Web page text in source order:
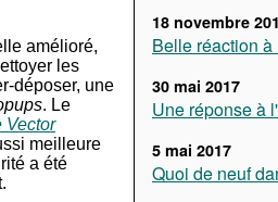
18 novembre
Belle réaction
30 mai 2017
Une réponse à
5 mai 2017
Quoi de neuf
amélioré,
les
déposer, une
. Le
Vector
meilleure
a été